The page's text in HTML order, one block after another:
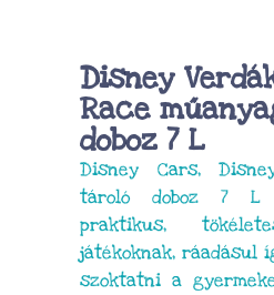
Disney
Race
doboz 7 L
Disney Cars,
tároló doboz 7 L
praktikus,
játékoknak, ráadásul
szoktatni a